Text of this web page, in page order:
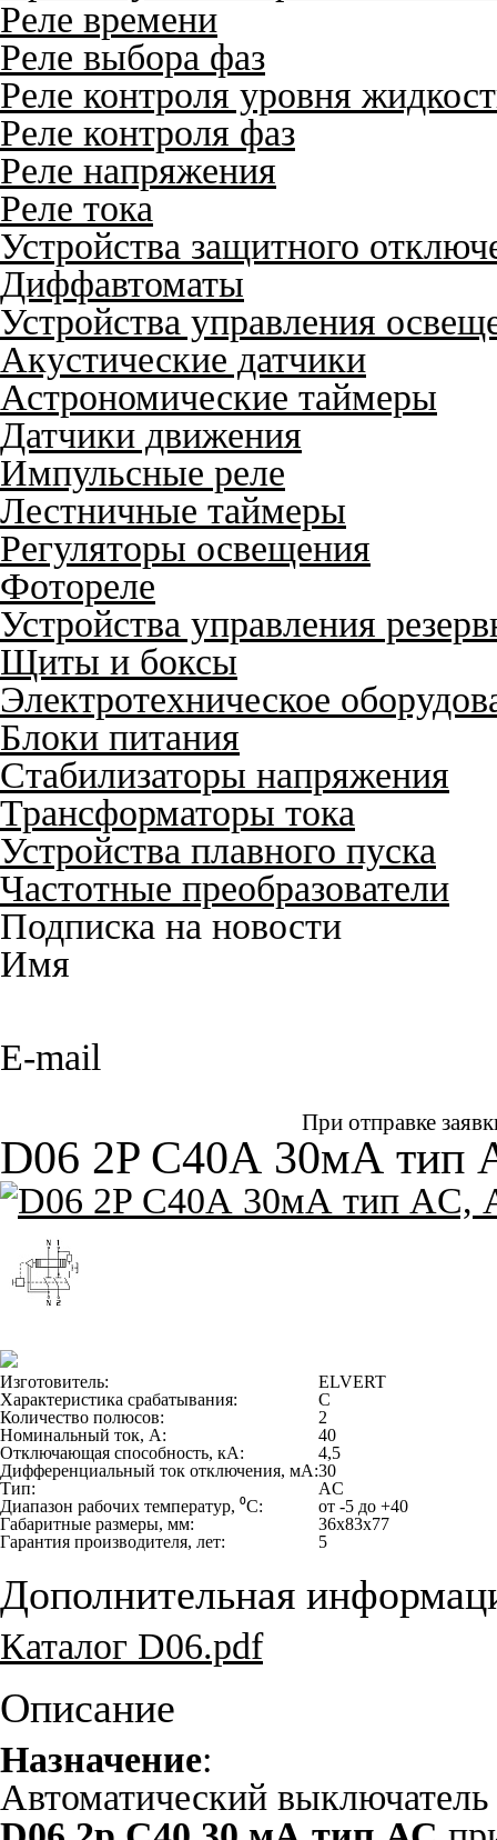
Реле времени
Реле выбора фаз
Реле контроля уровня
Реле контроля фаз
Реле напряжения
Реле тока
Устройства защитного
Диффавтоматы
Устройства управления
Акустические датчики
Астрономические таймеры
Датчики движения
Импульсные реле
Лестничные таймеры
Регуляторы освещения
Фотореле
Устройства управления
Щиты и боксы
Электротехническое
Блоки питания
Стабилизаторы напряжения
Трансформаторы тока
Устройства плавного пуска
Частотные преобразователи
Подписка на новости
Имя
E-mail
При отправке
D06 2P C40А 30мА тип
Изготовитель:
ELVERT
Характеристика срабатывания:
C
Количество полюсов:
2
Номинальный ток, А:
40
Отключающая способность, кА:
4,5
Дифференциальный ток отключения, мА:30
Тип:
AC
Диапазон рабочих температур, ⁰С:
от -5 до +40
Габаритные размеры, мм:
36x83x77
Гарантия производителя, лет:
5
Дополнительная
Каталог D06.pdf
Описание
Назначение:
Автоматический